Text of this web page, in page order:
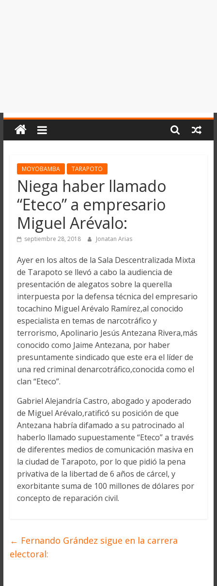
MOYOBAMBA TARAPOTO
Niega haber llamado
“Eteco” a empresario
Miguel Arévalo:
septiembre 28, 2018 Jonatan Arias
Ayer en los altos de la Sala Descentralizada Mixta
de Tarapoto se llevó a cabo la audiencia de
presentación de alegatos sobre la querella
interpuesta por la defensa técnica del empresario
tocachino Miguel Arévalo Ramírez,al conocido
especialista en temas de narcotráfico y
terrorismo, Apolinario Jesús Antezana Rivera,más
conocido como Jaime Antezana, por haber
presuntamente sindicado que este era el líder de
una red criminal denarcotráfico,conocida como el
clan “Eteco”.
Gabriel Alejandría Castro, abogado y apoderado
de Miguel Arévalo,ratificó su posición de que
Antezana habría difamado a su patrocinado al
haberlo llamado supuestamente “Eteco” a través
de diferentes medios de comunicación masiva en
la ciudad de Tarapoto, por lo que pidió la pena
privativa de la libertad de 6 años de cárcel, y
exorbitante suma de 100 millones de dólares por
concepto de reparación civil.
← Fernando Grández sigue en la carrera
electoral: